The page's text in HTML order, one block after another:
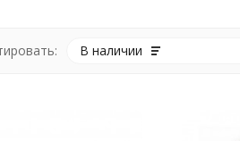
В наличии